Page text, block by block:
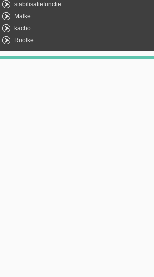
stabilisatiefunctie
Malke
kachō
Ruolke